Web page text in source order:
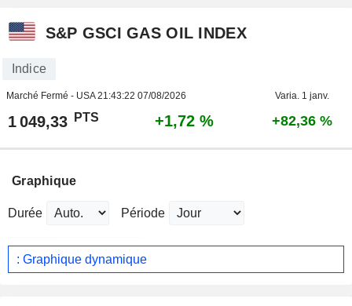
S&P GSCI GAS OIL INDEX
Indice
Marché Fermé - USA21:43:22 07/08/2026 Varia. 1 janv.
1 049,33 PTS +1,72 % +82,36 %
Graphique
Durée Période
: Graphique dynamique